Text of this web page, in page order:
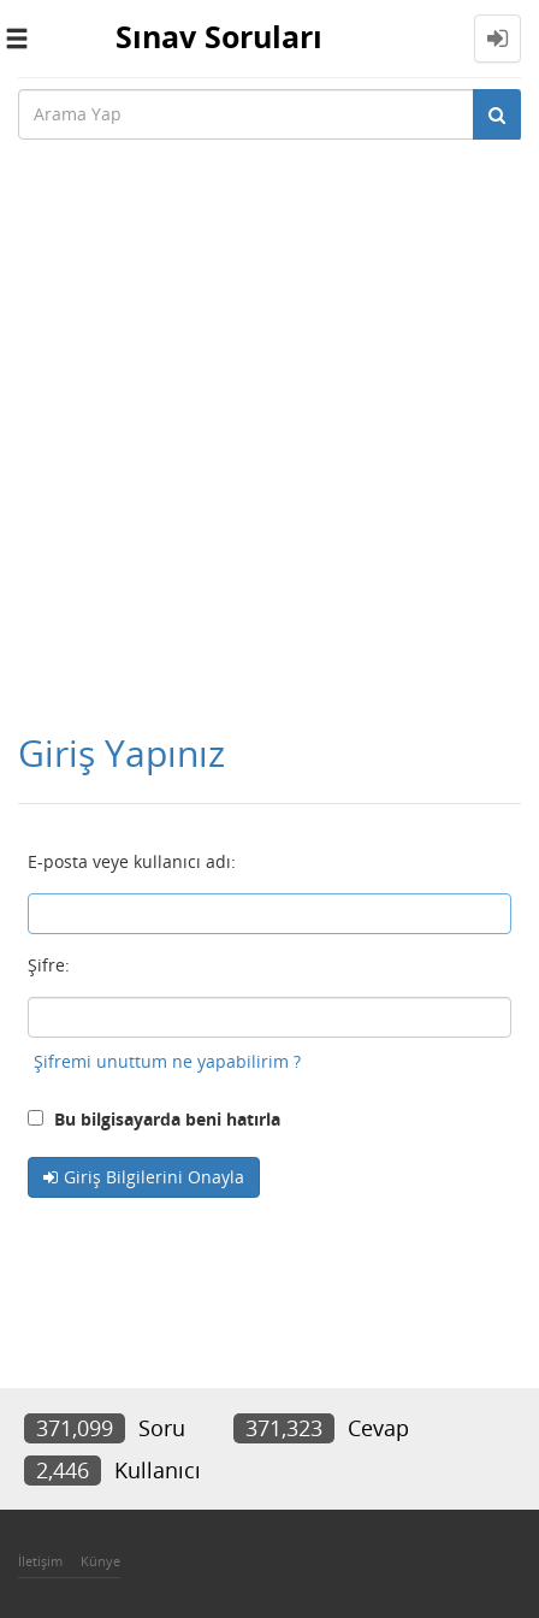
Toggle
Sınav Soruları
Giriş Yapınız
E-posta veye kullanıcı adı:
Şifre:
Şifremi unuttum ne yapabilirim ?
Bu bilgisayarda beni hatırla
Giriş Bilgilerini Onayla
371,099 Soru 371,323
Cevap
2,446
Kullanıcı
İletişim Künye